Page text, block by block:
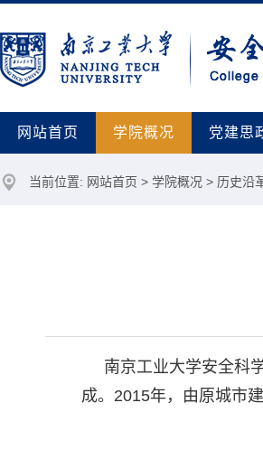
网站首页 学院概况 党建思
当前位置: 网站首页 > 学院概况 > 历史沿
南京工业大学安全科
成。2015年，由原城市